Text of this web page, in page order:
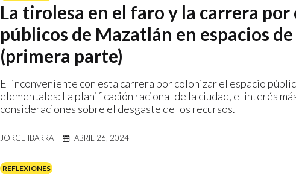
La tirolesa en el faro y la carrera
públicos de Mazatlán en espacios
(primera parte)
El inconveniente con esta carrera por colonizar el espacio
elementales: La planificación racional de la ciudad, el interés
consideraciones sobre el desgaste de los recursos.
JORGE IBARRA ABRIL 26, 2024
REFLEXIONES